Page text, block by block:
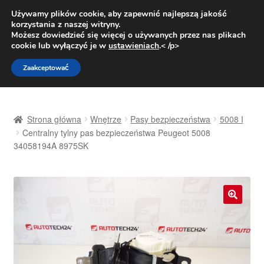
DOSTAWA od 31 zł
Pn.-pt. 9:00-16:00800 003 167
Przejdź
do
nawigacji
Przejdź
do
treści
Dostawa
Moje konto
Strona główna Wnętrze Pasy bezpieczeństwa
5008 I
Centralny tylny pas bezpieczeństwa Peugeot 5008
34058194A 8975SK
Używamy plików cookie, aby zapewnić najlepszą jakość
korzystania z naszej witryny.
Możesz dowiedzieć się więcej o używanych przez nas plikach
cookie lub wyłączyć je w ustawieniach.< /p>
Zaakceptować